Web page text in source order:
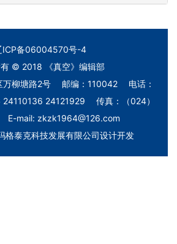
ICP备06004570号-4
© 2018 《真空》编辑部
万柳塘路2号 邮编：110042 电话：
24110136 24121929 传真：（024）
E-mail: zkzk1964@126.com
格泰克科技发展有限公司设计开发